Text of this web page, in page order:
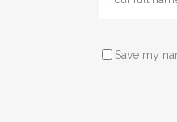
Save my